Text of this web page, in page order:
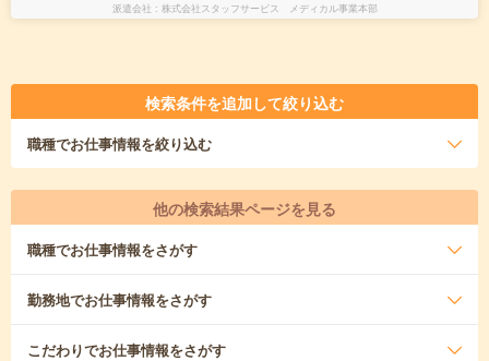
派遣会社 株式会社スタッフサービス メディカル事業本部
検索条件を追加して絞り込む
職種でお仕事情報を絞り込む
他の検索結果ページを見る
職種でお仕事情報をさがす
勤務地でお仕事情報をさがす
こだわりでお仕事情報をさがす